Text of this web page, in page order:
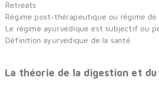
Retreats
Régime post-thérapeutique ou régime de
Le régime ayurvédique est subjectif ou
Définition ayurvédique de la santé
La théorie de la digestion et du